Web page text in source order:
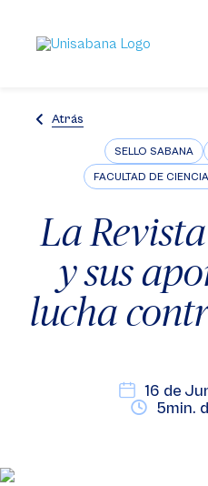
contenido
principal
Atrás
SELLO SABANA
La
y sus
lucha
16 de
5min.